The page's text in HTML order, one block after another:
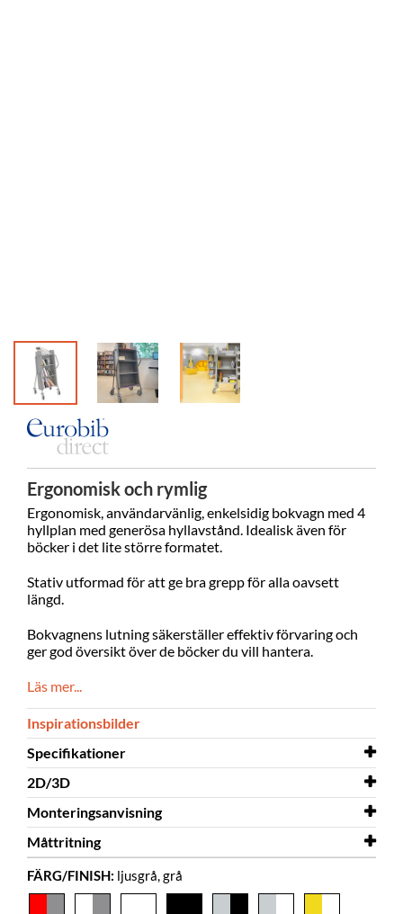
Ergonomisk och rymlig
Ergonomisk, användarvänlig, enkelsidig bokvagn med 4
hyllplan med generösa hyllavstånd. Idealisk även för
böcker i det lite större formatet.
Stativ utformad för att ge bra grepp för alla oavsett
längd.
Bokvagnens lutning säkerställer effektiv förvaring och
ger god översikt över de böcker du vill hantera.
Läs mer...
Inspirationsbilder
Specifikationer
Bredd
Djup
661 mm
Höjd
Färg
ljusgrå, grå
2D/3D
2D/3D Crossrunner Maxi 3D.dwg
Monteringsanvisning
Monteringsanvisning Crossrunner Maxi
Måttritning
Måttritning
FÄRG/FINISH: ljusgrå, grå